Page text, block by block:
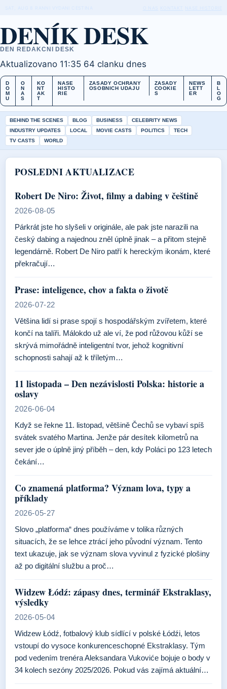
DENÍK DESK
DEN REDAKCNI DESK
Aktualizovano 11:35 64 clanku dnes
D
O
M
U
O
N
A
S
KO
NT
AK
T
NASE
HISTO
RIE
ZASADY OCHRANY
OSOBNICH UDAJU
ZASADY
COOKIE
S
NEWS
LETT
ER
B
L
O
G
BEHIND THE SCENES BLOG BUSINESS
CELEBRITY NEWS
INDUSTRY UPDATES
LOCAL MOVIE CASTS POLITICS
TECH
TV CASTS
WORLD
POSLEDNI AKTUALIZACE
Robert De Niro: Život, filmy a dabing v češtině
2026-08-05
Párkrát jste ho slyšeli v originále, ale pak jste narazili na
český dabing a najednou zněl úplně jinak – a přitom stejně
legendárně. Robert De Niro patří k hereckým ikonám, které
překračují…
Prase: inteligence, chov a fakta o životě
2026-07-22
Většina lidí si prase spojí s hospodářským zvířetem, které
končí na talíři. Málokdo už ale ví, že pod růžovou kůží se
skrývá mimořádně inteligentní tvor, jehož kognitivní
schopnosti sahají až k tříletým…
11 listopada – Den nezávislosti Polska: historie a
oslavy
2026-06-04
Když se řekne 11. listopad, většině Čechů se vybaví spíš
svátek svatého Martina. Jenže pár desítek kilometrů na
sever jde o úplně jiný příběh – den, kdy Poláci po 123 letech
čekání…
Co znamená platforma? Význam lova, typy a
příklady
2026-05-27
Slovo „platforma“ dnes používáme v tolika různých
situacích, že se lehce ztrácí jeho původní význam. Tento
text ukazuje, jak se význam slova vyvinul z fyzické plošiny
až po digitální službu a proč…
Widzew Łódź: zápasy dnes, terminář Ekstraklasy,
výsledky
2026-05-04
Widzew Łódź, fotbalový klub sídlící v polské Łódźi, letos
vstoupí do vysoce konkurenceschopné Ekstraklasy. Tým
pod vedením trenéra Aleksandara Vukoviće bojuje o body v
34 kolech sezóny 2025/2026. Pokud vás zajímá aktuální…